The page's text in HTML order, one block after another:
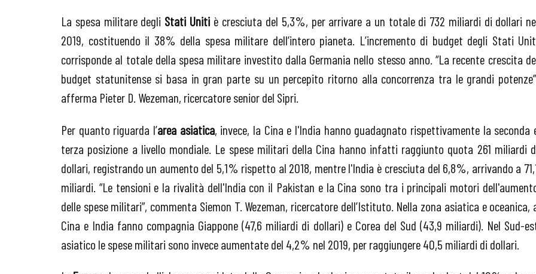
La spesa militare degli Stati Unitiè cresciuta del 5,3%, per arrivare a un totale di 732 miliardi di dollari
2019, costituendo il 38% della spesa militare dell’intero pianeta. L’incremento di budget degli Stati
corrisponde al totale della spesa militare investito dalla Germania nello stesso anno. “La recente crescita
budget statunitense si basa in gran parte su un percepito ritorno alla concorrenza tra le grandi
afferma Pieter D. Wezeman, ricercatore senior del Sipri.
Per quanto riguarda l’area asiatica, invece, la Cina e l'India hanno guadagnato rispettivamente la seconda
terza posizione a livello mondiale. Le spese militari della Cina hanno infatti raggiunto quota 261 miliardi
dollari, registrando un aumento del 5,1% rispetto al 2018, mentre l'India è cresciuta del 6,8%, arrivando a
miliardi. “Le tensioni e la rivalità dell'India con il Pakistan e la Cina sono tra i principali motori
delle spese militari”, commenta Siemon T. Wezeman, ricercatore dell’Istituto. Nella zona asiatica e oceanica,
Cina e India fanno compagnia Giappone (47,6 miliardi di dollari) e Corea del Sud (43,9 miliardi). Nel Sud-
asiatico le spese militari sono invece aumentate del 4,2% nel 2019, per raggiungere 40,5 miliardi di dollari.